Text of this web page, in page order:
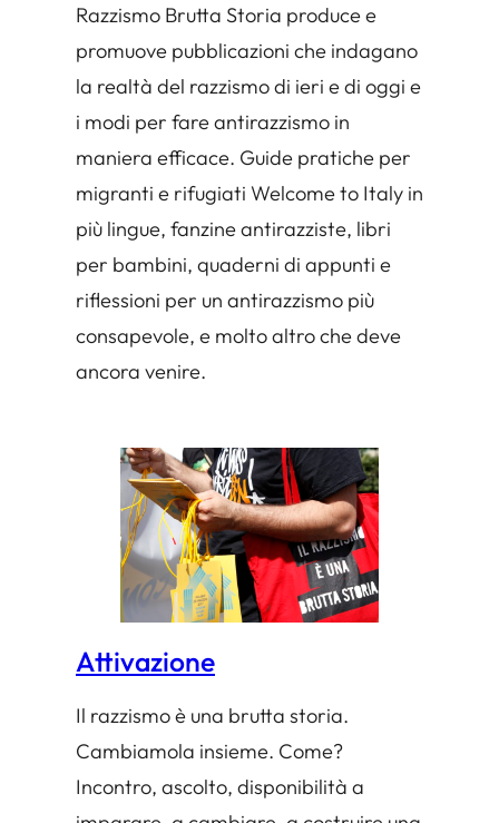
Razzismo Brutta Storia produce e
promuove pubblicazioni che indagano
la realtà del razzismo di ieri e di oggi e
i modi per fare antirazzismo in
maniera efficace. Guide pratiche per
migranti e rifugiati Welcome to Italy in
più lingue, fanzine antirazziste, libri
per bambini, quaderni di appunti e
riflessioni per un antirazzismo più
consapevole, e molto altro che deve
ancora venire.
Attivazione
Il razzismo è una brutta storia.
Cambiamola insieme. Come?
Incontro, ascolto, disponibilità a